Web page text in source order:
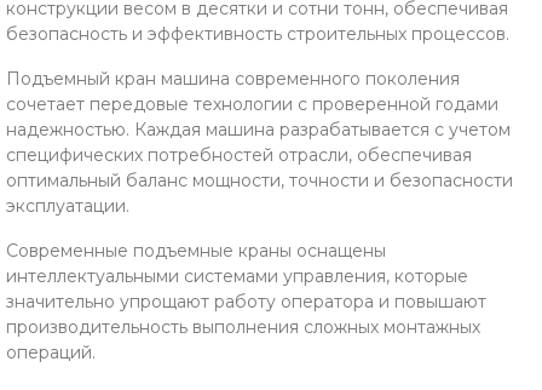
конструкции весом в десятки и сотни тонн, обеспечивая
безопасность и эффективность строительных процессов.
Подъемный кран машина современного поколения
сочетает передовые технологии с проверенной годами
надежностью. Каждая машина разрабатывается с учетом
специфических потребностей отрасли, обеспечивая
оптимальный баланс мощности, точности и безопасности
эксплуатации.
Современные подъемные краны оснащены
интеллектуальными системами управления, которые
значительно упрощают работу оператора и повышают
производительность выполнения сложных монтажных
операций.